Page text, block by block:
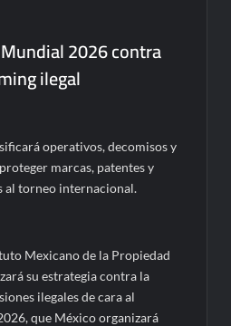
2026 contra
ilegal
operativos, decomisos y
marcas, patentes y
al torneo internacional.
Mexicano de la Propiedad
su estrategia contra la
ilegales de cara al
que México organizará